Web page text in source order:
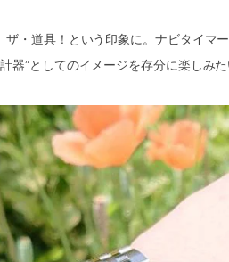
・道具！という印象に。ナビタイマ
器”としてのイメージを存分に楽しみた